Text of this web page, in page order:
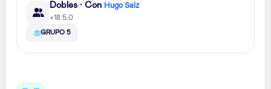
Dobles · Con Hugo Saiz
+18 5.0
GRUPO 5